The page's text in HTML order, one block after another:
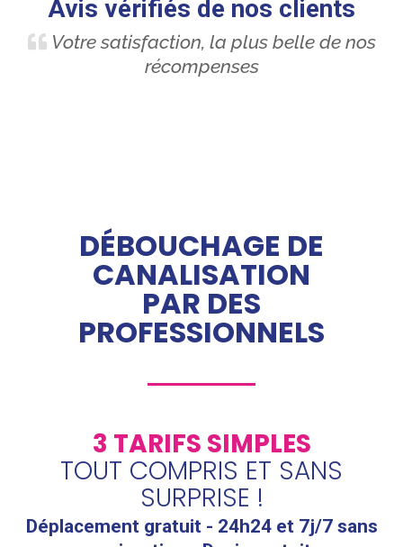
Avis vérifiés de nos clients
Votre satisfaction, la plus belle de nos
récompenses
DÉBOUCHAGE DE
CANALISATION
PAR DES
PROFESSIONNELS
3 TARIFS SIMPLES
TOUT COMPRIS ET SANS
SURPRISE !
Déplacement gratuit - 24h24 et 7j/7 sans